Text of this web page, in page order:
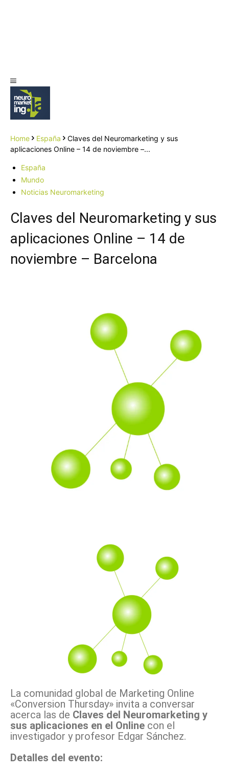
Home España
Claves del Neuromarketing y sus
aplicaciones Online – 14 de noviembre –...
España
Mundo
Noticias Neuromarketing
Claves del Neuromarketing y sus
aplicaciones Online – 14 de
noviembre – Barcelona
La comunidad global de Marketing Online
«Conversion Thursday» invita a conversar
acerca las de Claves del Neuromarketing y
sus aplicaciones en el Online con el
investigador y profesor Edgar Sánchez.
Detalles del evento: